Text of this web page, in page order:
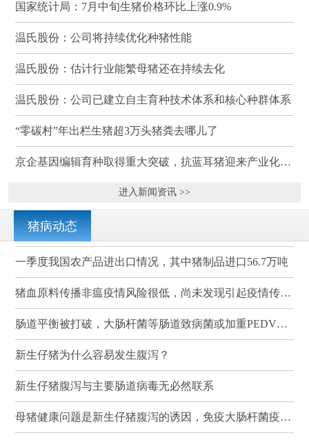
国家统计局：7月中旬生猪价格环比上涨0.9%
温氏股份：公司将持续优化种猪性能
温氏股份：估计行业能繁母猪还在持续去化
温氏股份：公司已建立自主育种技术体系和核心种群体系
“零碳村”年出栏生猪超3万头猪粪去哪儿了
京企基因编辑育种取得重大突破，抗蓝耳猪迎来产业化临界点
进入新闻资讯 >>
猪病动态
一季度我国农产品进出口情况，其中猪制品进口56.7万吨
猪血原料传播非瘟疫情风险很低，尚未发现引起疫情传播的案例
肠道平衡被打破，大肠杆菌等肠道致病菌或加重PEDV感染
新生仔猪为什么容易发生腹泻？
新生仔猪腹泻与主要肠道病毒无必然联系
母猪健康问题是新生仔猪腹泻的诱因，免疫大肠杆菌疫苗可有效降低其发病率和死亡率